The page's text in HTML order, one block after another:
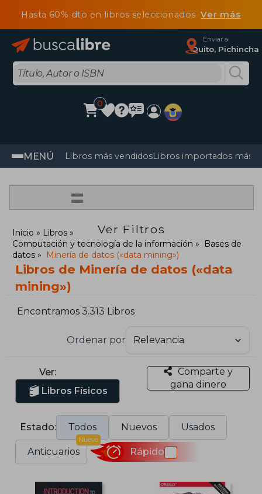
Hasta 60% dto en libros seleccionadosVer más
Enviar a
Quito, Pichincha
0
MENÚ Libros más vendidosLibros importados más
=
Ver Filtros
Inicio
Libros
Computación y tecnología de la información
Bases de
datos
Minería de datos («data mining»)
Libros de Minería de datos («data
mining»)
Encontramos 3.313 Libros
Ordenar por
Ver:
Libros Físicos
Comparte y
gana dinero
Estado: Todos Nuevos Usados
Anticuarios
Nuevo
Rápido